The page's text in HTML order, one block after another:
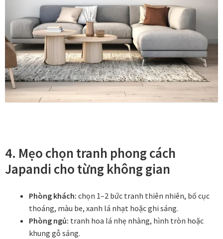
Mia Lifestyle
Nghệ thuật sơn mài dát vàng
Nhận vẽ tranh theo yêu cầu
Phương thức thanh toán
Quà Tết Doanh nghiệp 2026
Quy định khu vực giao hàng
Sản phẩm mới
4. Mẹo chọn tranh phong cách
Japandi cho từng không gian
Phòng khách: chọn 1–2 bức tranh thiên nhiên, bố cục
thoáng, màu be, xanh lá nhạt hoặc ghi sáng.
Phòng ngủ: tranh hoa lá nhẹ nhàng, hình tròn hoặc
khung gỗ sáng.